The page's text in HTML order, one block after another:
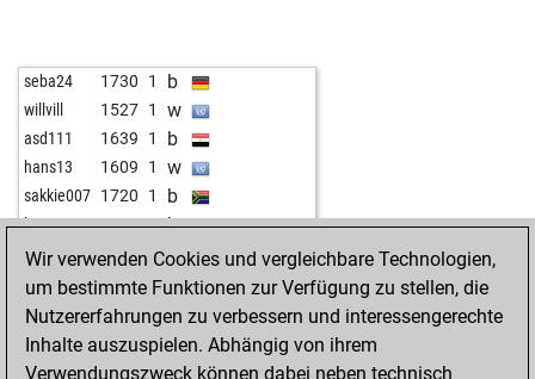
seba24 1730 1 b
willvill 1527 1 w
asd111 1639 1 b
hans13 1609 1 w
sakkie007 1720 1 b
bruce59 1501 1 b
n1mr0d 1817 0 w
Wir verwenden Cookies und vergleichbare Technologien,
um bestimmte Funktionen zur Verfügung zu stellen, die
Nutzererfahrungen zu verbessern und interessengerechte
Inhalte auszuspielen. Abhängig von ihrem
Verwendungszweck können dabei neben technisch